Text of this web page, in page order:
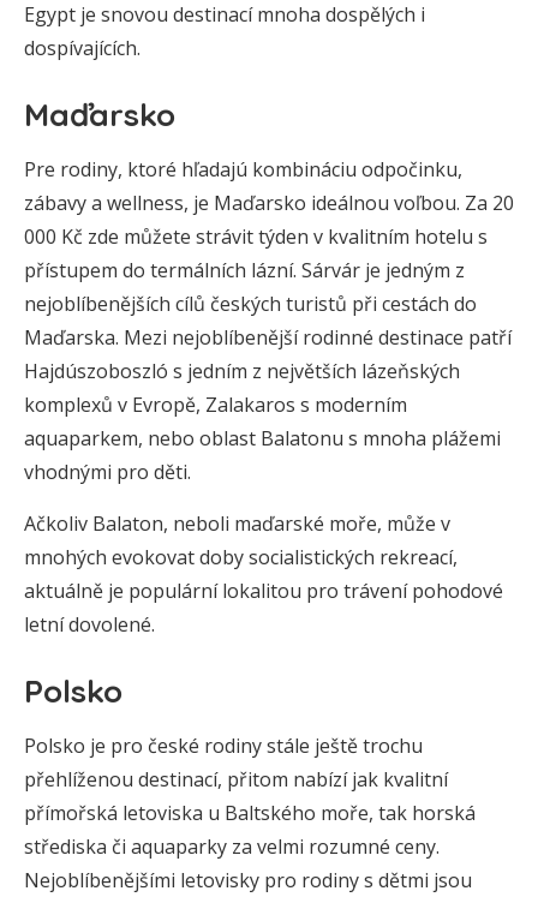
Egypt je snovou destinací mnoha dospělých i
dospívajících.
Maďarsko
Pre rodiny, ktoré hľadajú kombináciu odpočinku,
zábavy a wellness, je Maďarsko ideálnou voľbou. Za 20
000 Kč zde můžete strávit týden v kvalitním hotelu s
přístupem do termálních lázní. Sárvár je jedným z
nejoblíbenějších cílů českých turistů při cestách do
Maďarska. Mezi nejoblíbenější rodinné destinace patří
Hajdúszoboszló s jedním z největších lázeňských
komplexů v Evropě, Zalakaros s moderním
aquaparkem, nebo oblast Balatonu s mnoha plážemi
vhodnými pro děti.
Ačkoliv Balaton, neboli maďarské moře, může v
mnohých evokovat doby socialistických rekreací,
aktuálně je populární lokalitou pro trávení pohodové
letní dovolené.
Polsko
Polsko je pro české rodiny stále ještě trochu
přehlíženou destinací, přitom nabízí jak kvalitní
přímořská letoviska u Baltského moře, tak horská
střediska či aquaparky za velmi rozumné ceny.
Nejoblíbenějšími letovisky pro rodiny s dětmi jsou